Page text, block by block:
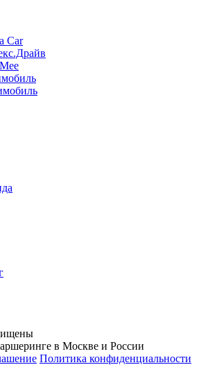
Car
в Москве и России
Политика конфиденциальности